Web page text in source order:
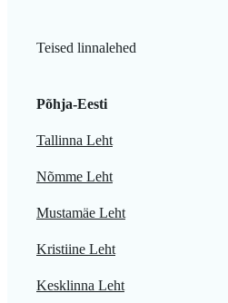
Teised linnalehed
Põhja-Eesti
Tallinna Leht
Nõmme Leht
Mustamäe Leht
Kristiine Leht
Kesklinna Leht